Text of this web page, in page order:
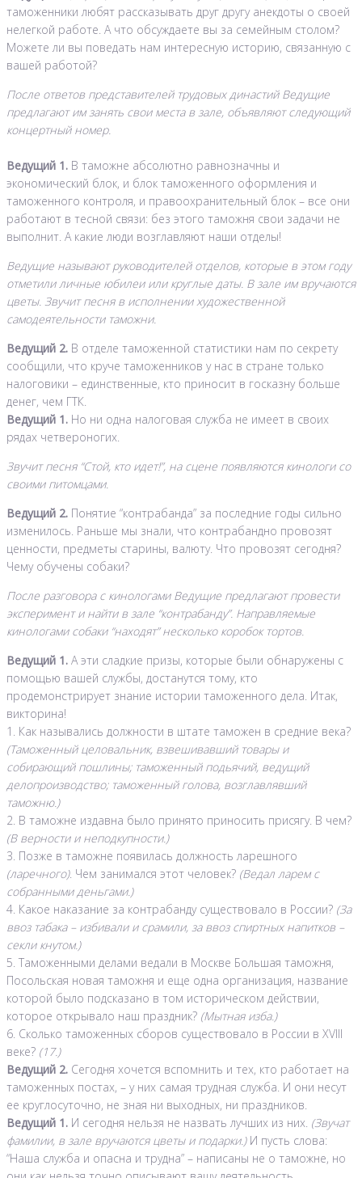
таможенники любят рассказывать друг другу анекдоты о своей
нелегкой работе. А что обсуждаете вы за семейным столом?
Можете ли вы поведать нам интересную историю, связанную с
вашей работой?
После ответов представителей трудовых династий Ведущие
предлагают им занять свои места в зале, объявляют следующий
концертный номер.
Ведущий 1. В таможне абсолютно равнозначны и
экономический блок, и блок таможенного оформления и
таможенного контроля, и правоохранительный блок – все они
работают в тесной связи: без этого таможня свои задачи не
выполнит. А какие люди возглавляют наши отделы!
Ведущие называют руководителей отделов, которые в этом году
отметили личные юбилеи или круглые даты. В зале им вручаются
цветы. Звучит песня в исполнении художественной
самодеятельности таможни.
Ведущий 2. В отделе таможенной статистики нам по секрету
сообщили, что круче таможенников у нас в стране только
налоговики – единственные, кто приносит в госказну больше
денег, чем ГТК.
Ведущий 1. Но ни одна налоговая служба не имеет в своих
рядах четвероногих.
Звучит песня “Стой, кто идет!”, на сцене появляются кинологи со
своими питомцами.
Ведущий 2. Понятие “контрабанда” за последние годы сильно
изменилось. Раньше мы знали, что контрабандно провозят
ценности, предметы старины, валюту. Что провозят сегодня?
Чему обучены собаки?
После разговора с кинологами Ведущие предлагают провести
эксперимент и найти в зале “контрабанду”. Направляемые
кинологами собаки “находят” несколько коробок тортов.
Ведущий 1. А эти сладкие призы, которые были обнаружены с
помощью вашей службы, достанутся тому, кто
продемонстрирует знание истории таможенного дела. Итак,
викторина!
1. Как назывались должности в штате таможен в средние века?
(Таможенный целовальник, взвешивавший товары и
собирающий пошлины; таможенный подьячий, ведущий
делопроизводство; таможенный голова, возглавлявший
таможню.)
2. В таможне издавна было принято приносить присягу. В чем?
(В верности и неподкупности.)
3. Позже в таможне появилась должность ларешного
(ларечного). Чем занимался этот человек? (Ведал ларем с
собранными деньгами.)
4. Какое наказание за контрабанду существовало в России? (За
ввоз табака – избивали и срамили, за ввоз спиртных напитков –
секли кнутом.)
5. Таможенными делами ведали в Москве Большая таможня,
Посольская новая таможня и еще одна организация, название
которой было подсказано в том историческом действии,
которое открывало наш праздник? (Мытная изба.)
6. Сколько таможенных сборов существовало в России в XVIII
веке? (17.)
Ведущий 2. Сегодня хочется вспомнить и тех, кто работает на
таможенных постах, – у них самая трудная служба. И они несут
ее круглосуточно, не зная ни выходных, ни праздников.
Ведущий 1. И сегодня нельзя не назвать лучших из них. (Звучат
фамилии, в зале вручаются цветы и подарки.)И пусть слова:
“Наша служба и опасна и трудна” – написаны не о таможне, но